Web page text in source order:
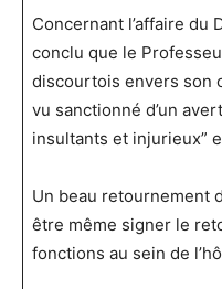
Concernant l’affaire du
conclu que le
discourtois envers son
vu sanctionné d’un
insultants et injurieux”
Un beau retournement
être même signer le
fonctions au sein de